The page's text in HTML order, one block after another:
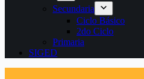
Secundaria
Ciclo Básico
2do Ciclo
Primaria
SIGED